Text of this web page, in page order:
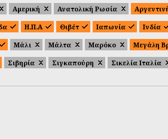
Αμερική Ανατολική Ρωσία
Η.Π.Α Θιβέτ Ιαπωνία Ινδία
Μάλι Μάλτα Μαρόκο Μεγάλη
Σιβηρία Σιγκαπούρη Σικελία Ιταλία